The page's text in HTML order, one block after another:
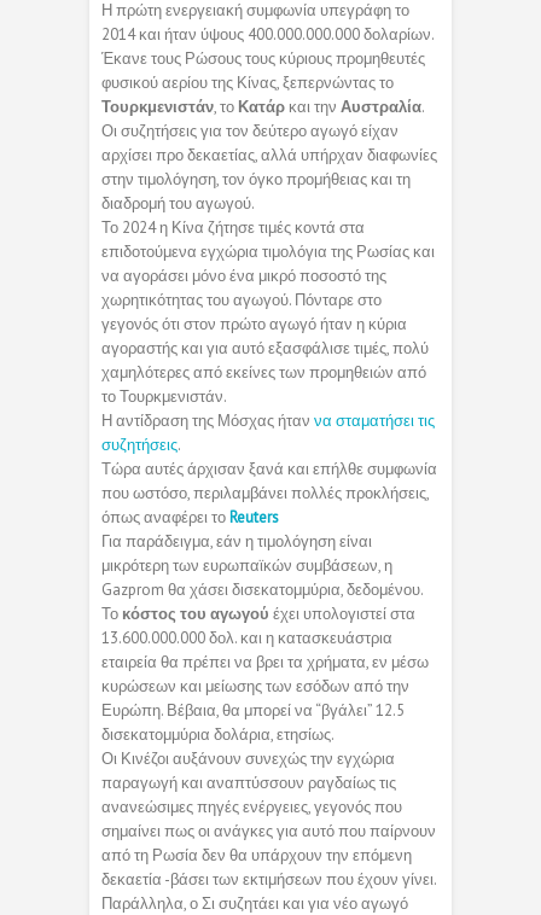
Η πρώτη ενεργειακή συμφωνία υπεγράφη το
2014 και ήταν ύψους 400.000.000.000 δολαρίων.
Έκανε τους Ρώσους τους κύριους προμηθευτές
φυσικού αερίου της Κίνας, ξεπερνώντας το
Τουρκμενιστάν, το Κατάρ και την Αυστραλία.
Οι συζητήσεις για τον δεύτερο αγωγό είχαν
αρχίσει προ δεκαετίας, αλλά υπήρχαν διαφωνίες
στην τιμολόγηση, τον όγκο προμήθειας και τη
διαδρομή του αγωγού.
Το 2024 η Κίνα ζήτησε τιμές κοντά στα
επιδοτούμενα εγχώρια τιμολόγια της Ρωσίας και
να αγοράσει μόνο ένα μικρό ποσοστό της
χωρητικότητας του αγωγού. Πόνταρε στο
γεγονός ότι στον πρώτο αγωγό ήταν η κύρια
αγοραστής και για αυτό εξασφάλισε τιμές, πολύ
χαμηλότερες από εκείνες των προμηθειών από
το Τουρκμενιστάν.
Η αντίδραση της Μόσχας ήταν να σταματήσει τις
συζητήσεις.
Τώρα αυτές άρχισαν ξανά και επήλθε συμφωνία
που ωστόσο, περιλαμβάνει πολλές προκλήσεις,
όπως αναφέρει το Reuters
Για παράδειγμα, εάν η τιμολόγηση είναι
μικρότερη των ευρωπαϊκών συμβάσεων, η
Gazprom θα χάσει δισεκατομμύρια, δεδομένου.
Το κόστος του αγωγού έχει υπολογιστεί στα
13.600.000.000 δολ. και η κατασκευάστρια
εταιρεία θα πρέπει να βρει τα χρήματα, εν μέσω
κυρώσεων και μείωσης των εσόδων από την
Ευρώπη. Βέβαια, θα μπορεί να “βγάλει” 12.5
δισεκατομμύρια δολάρια, ετησίως.
Οι Κινέζοι αυξάνουν συνεχώς την εγχώρια
παραγωγή και αναπτύσσουν ραγδαίως τις
ανανεώσιμες πηγές ενέργειες, γεγονός που
σημαίνει πως οι ανάγκες για αυτό που παίρνουν
από τη Ρωσία δεν θα υπάρχουν την επόμενη
δεκαετία -βάσει των εκτιμήσεων που έχουν γίνει.
Παράλληλα, ο Σι συζητάει και για νέο αγωγό